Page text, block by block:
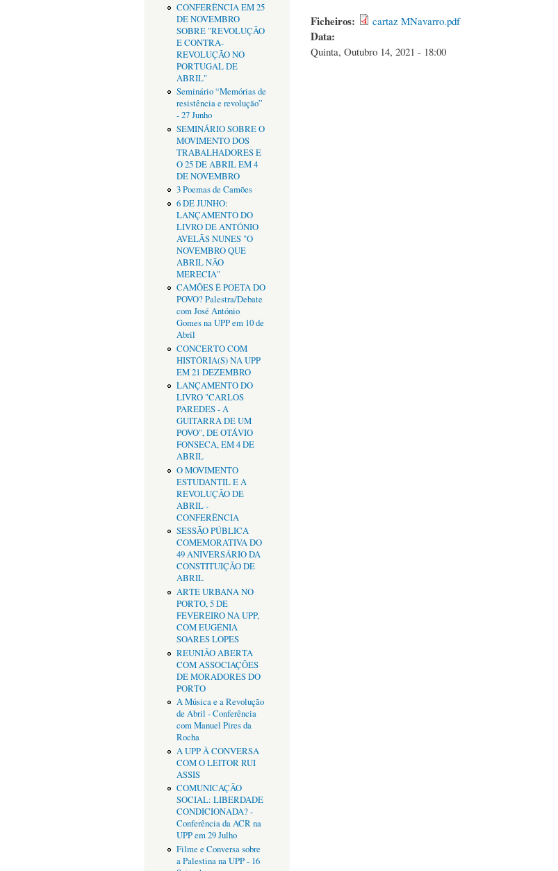
CONFERÊNCIA EM 25
DE NOVEMBRO
SOBRE "REVOLUÇÃO
E CONTRA-
REVOLUÇÃO NO
PORTUGAL DE
ABRIL"
Seminário “Memórias de
resistência e revolução”
- 27 Junho
SEMINÁRIO SOBRE O
MOVIMENTO DOS
TRABALHADORES E
O 25 DE ABRIL EM 4
DE NOVEMBRO
3 Poemas de Camões
6 DE JUNHO:
LANÇAMENTO DO
LIVRO DE ANTÓNIO
AVELÃS NUNES "O
NOVEMBRO QUE
ABRIL NÃO
MERECIA"
CAMÕES É POETA DO
POVO? Palestra/Debate
com José António
Gomes na UPP em 10 de
Abril
CONCERTO COM
HISTÓRIA(S) NA UPP
EM 21 DEZEMBRO
LANÇAMENTO DO
LIVRO "CARLOS
PAREDES - A
GUITARRA DE UM
POVO", DE OTÁVIO
FONSECA, EM 4 DE
ABRIL
O MOVIMENTO
ESTUDANTIL E A
REVOLUÇÃO DE
ABRIL -
CONFERÊNCIA
SESSÃO PÚBLICA
COMEMORATIVA DO
49 ANIVERSÁRIO DA
CONSTITUIÇÃO DE
ABRIL
ARTE URBANA NO
PORTO, 5 DE
FEVEREIRO NA UPP,
COM EUGÉNIA
SOARES LOPES
REUNIÃO ABERTA
COM ASSOCIAÇÕES
DE MORADORES DO
PORTO
A Música e a Revolução
de Abril - Conferência
com Manuel Pires da
Rocha
A UPP À CONVERSA
COM O LEITOR RUI
ASSIS
COMUNICAÇÃO
SOCIAL: LIBERDADE
CONDICIONADA? -
Conferência da ACR na
UPP em 29 Julho
Filme e Conversa sobre
a Palestina na UPP - 16
Ficheiros: cartaz MNavarro.pdf
Data:
Quinta, Outubro 14, 2021 - 18:00